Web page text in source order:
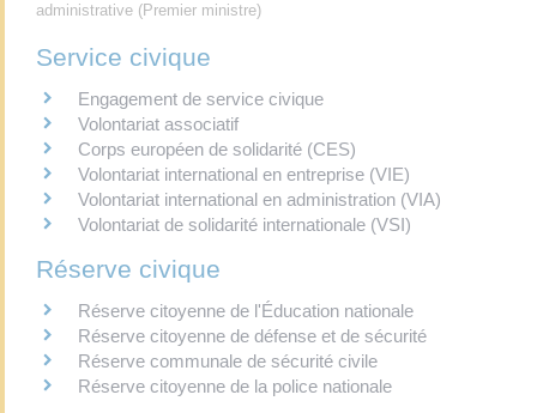
administrative (Premier ministre)
Service civique
Engagement de service civique
Volontariat associatif
Corps européen de solidarité (CES)
Volontariat international en entreprise (VIE)
Volontariat international en administration (VIA)
Volontariat de solidarité internationale (VSI)
Réserve civique
Réserve citoyenne de l'Éducation nationale
Réserve citoyenne de défense et de sécurité
Réserve communale de sécurité civile
Réserve citoyenne de la police nationale